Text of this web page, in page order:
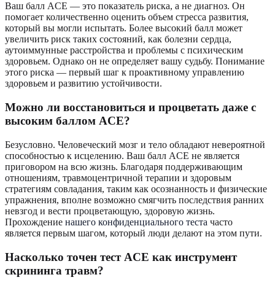
Ваш балл ACE — это показатель риска, а не диагноз. Он
помогает количественно оценить объем стресса развития,
который вы могли испытать. Более высокий балл может
увеличить риск таких состояний, как болезни сердца,
аутоиммунные расстройства и проблемы с психическим
здоровьем. Однако он не определяет вашу судьбу. Понимание
этого риска — первый шаг к проактивному управлению
здоровьем и развитию устойчивости.
Можно ли восстановиться и процветать даже с
высоким баллом ACE?
Безусловно. Человеческий мозг и тело обладают невероятной
способностью к исцелению. Ваш балл ACE не является
приговором на всю жизнь. Благодаря поддерживающим
отношениям, травмоцентричной терапии и здоровым
стратегиям совладания, таким как осознанность и физические
упражнения, вполне возможно смягчить последствия ранних
невзгод и вести процветающую, здоровую жизнь.
Прохождение нашего конфиденциального теста часто
является первым шагом, который люди делают на этом пути.
Насколько точен тест ACE как инструмент
скрининга травм?